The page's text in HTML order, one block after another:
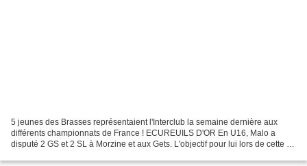
5 jeunes des Brasses représentaient l'Interclub la semaine dernière aux
différents championnats de France ! ECUREUILS D'OR En U16, Malo a
disputé 2 GS et 2 SL à Morzine et aux Gets. L'objectif pour lui lors de cette 2e